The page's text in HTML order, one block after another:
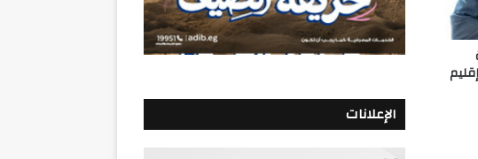
الإعلانات